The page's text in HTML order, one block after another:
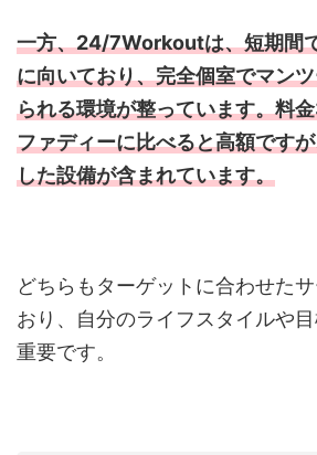
一方、24/7Workoutは、短期間
に向いており、完全個室でマン
られる環境が整っています。料
ファディーに比べると高額です
した設備が含まれています。
どちらもターゲットに合わせた
おり、自分のライフスタイルや
重要です。